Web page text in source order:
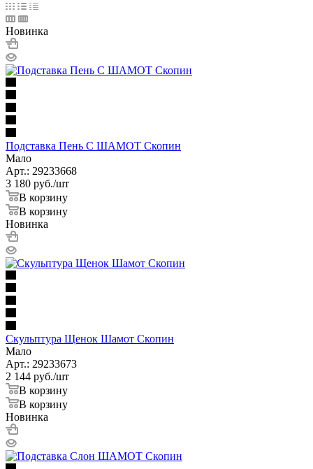
Новинка
Подставка Пень С ШАМОТ Скопин
Мало
Арт.: 29233668
3 180 руб./шт
В корзину
В корзину
Новинка
Скульптура Щенок Шамот Скопин
Мало
Арт.: 29233673
2 144 руб./шт
В корзину
В корзину
Новинка